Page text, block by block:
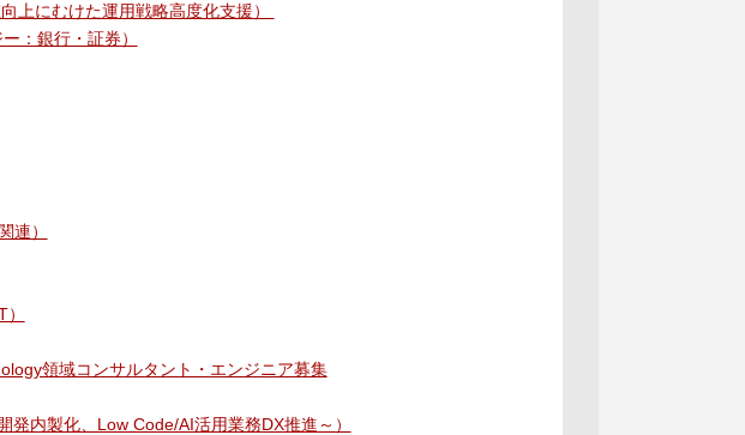
上にむけた運用戦略高度化支援）
：銀行・証券）
連）
領域コンサルタント・エンジニア募集
内製化、Low Code/AI活用業務DX推進～）